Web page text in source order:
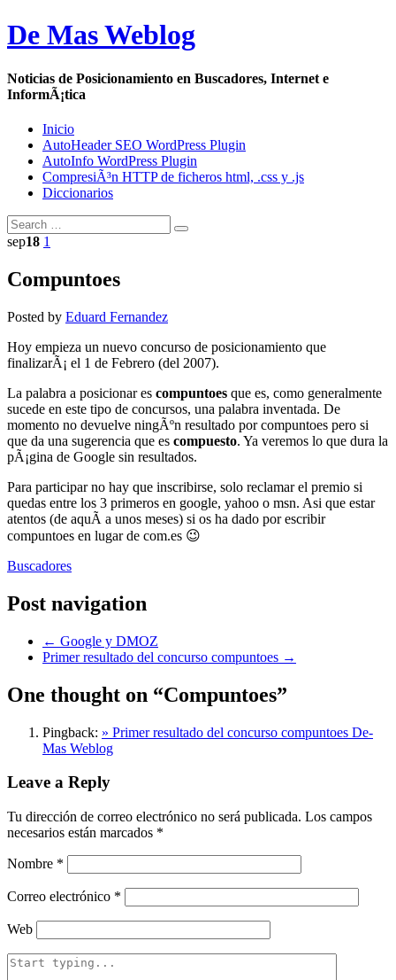
De Mas Weblog
Noticias de Posicionamiento en Buscadores, Internet e
InformÃ¡tica
Inicio
AutoHeader SEO WordPress Plugin
AutoInfo WordPress Plugin
CompresiÃ³n HTTP de ficheros html, .css y .js
Diccionarios
sep18 1
Compuntoes
Posted by Eduard Fernandez
Hoy empieza un nuevo concurso de posicionamiento que
finalizarÃ¡ el 1 de Febrero (del 2007).
La palabra a posicionar es compuntoes que es, como generalmente
sucede en este tipo de concursos, una palabra inventada. De
momento no devuelve ningÃºn resultado por compuntoes pero si
que da una sugerencia que es compuesto. Ya veremos lo que dura la
pÃ¡gina de Google sin resultados.
Para participar no hay que inscribirse, solo reclamar el premio si
quedas entre los 3 primeros en google, yahoo o msn. Asi que estar
atentos (de aquÃ­ a unos meses) si os ha dado por escribir
compuntoes en lugar de com.es 😉
Buscadores
Post navigation
← Google y DMOZ
Primer resultado del concurso compuntoes →
One thought on “Compuntoes”
Pingback: » Primer resultado del concurso compuntoes De-
Mas Weblog
Leave a Reply
Tu dirección de correo electrónico no será publicada. Los campos
necesarios están marcados *
Nombre *
Correo electrónico *
Web